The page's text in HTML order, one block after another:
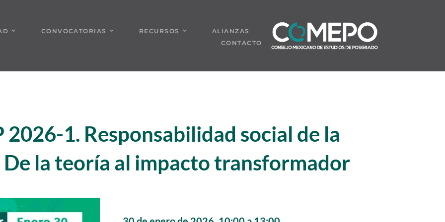
CONVOCATORIAS RECURSOS
ALIANZAS
CONTACTO
2026-1. Responsabilidad social de la
la teoría al impacto transformador